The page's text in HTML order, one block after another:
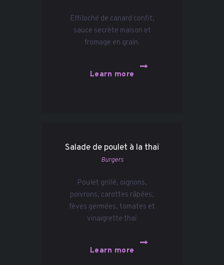
Effiloché de canard confit,
sauce secrète maison et
fromage en grain.
Learn more
Salade de poulet à la thaï
Burgers
Poulet grillé, oignons,
poivrons, carottes râpées,
fèves germées, tomates et
vinaigrette thaï
Learn more